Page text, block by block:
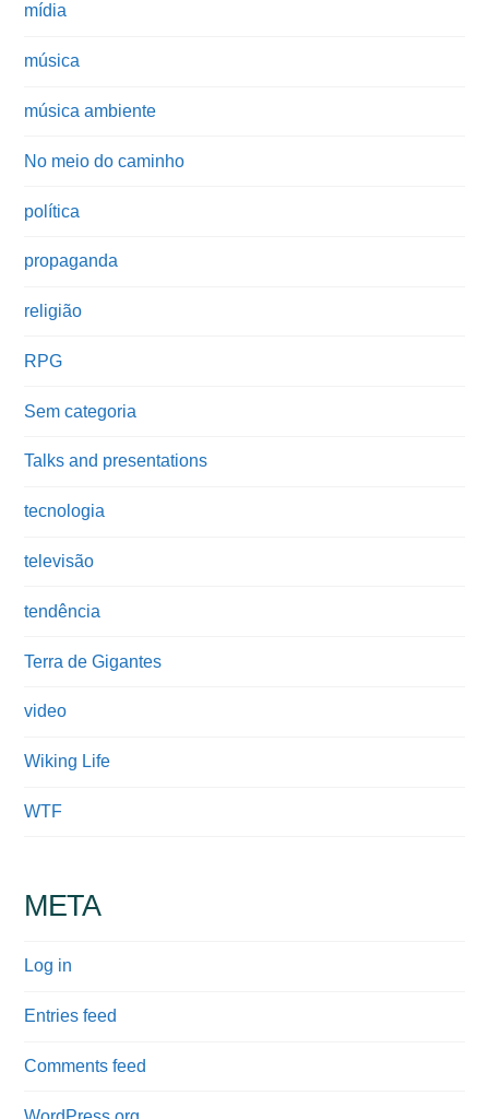
mídia
música
música ambiente
No meio do caminho
política
propaganda
religião
RPG
Sem categoria
Talks and presentations
tecnologia
televisão
tendência
Terra de Gigantes
video
Wiking Life
WTF
META
Log in
Entries feed
Comments feed